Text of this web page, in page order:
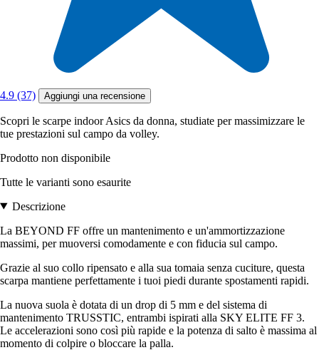
4.9 (37) Aggiungi una recensione
Scopri le scarpe indoor Asics da donna, studiate per massimizzare le
tue prestazioni sul campo da volley.
Prodotto non disponibile
Tutte le varianti sono esaurite
Descrizione
La BEYOND FF offre un mantenimento e un'ammortizzazione
massimi, per muoversi comodamente e con fiducia sul campo.
Grazie al suo collo ripensato e alla sua tomaia senza cuciture, questa
scarpa mantiene perfettamente i tuoi piedi durante spostamenti rapidi.
La nuova suola è dotata di un drop di 5 mm e del sistema di
mantenimento TRUSSTIC, entrambi ispirati alla SKY ELITE FF 3.
Le accelerazioni sono così più rapide e la potenza di salto è massima al
momento di colpire o bloccare la palla.